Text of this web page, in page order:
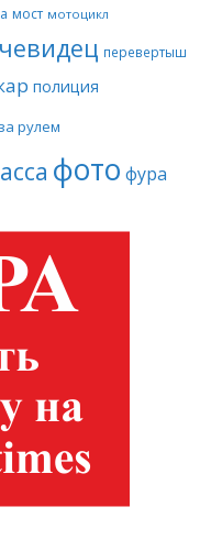
мост мотоцикл
перевертыш
полиция
рулем
фото фура